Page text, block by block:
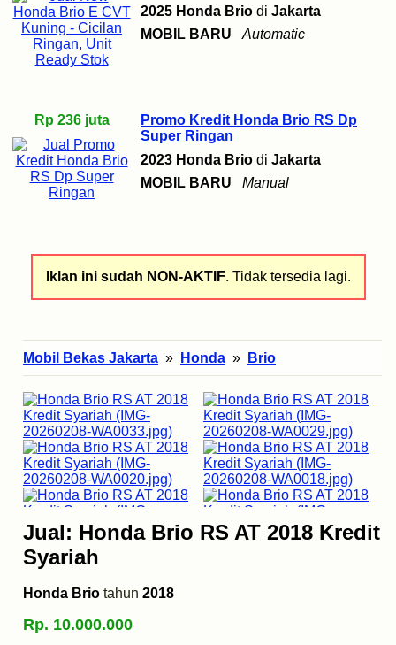
2025 Honda Brio di Jakarta
MOBIL BARU
Automatic
Rp 236 juta
Promo Kredit Honda Brio RS Dp
Super Ringan
2023 Honda Brio di Jakarta
MOBIL BARU
Manual
Iklan ini sudah NON-AKTIF. Tidak tersedia lagi.
Mobil Bekas Jakarta » Honda » Brio
Jual: Honda Brio RS AT 2018 Kredit
Syariah
Honda Brio tahun 2018
Rp. 10.000.000